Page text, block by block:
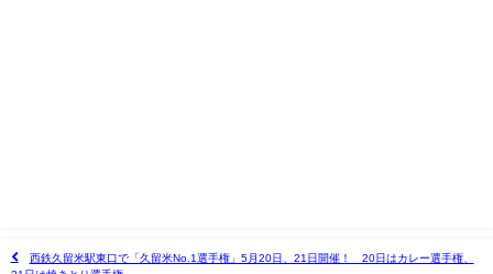
西鉄久留米駅東口で「久留米No.1選手権」5月20日、21日開催！ 20日はカレー選手権、